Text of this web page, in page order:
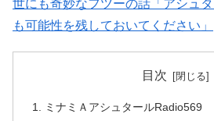
世にも奇妙なフツーの話「アシュ
も可能性を残しておいてください」
目次
ミナミＡアシュタールRadio569